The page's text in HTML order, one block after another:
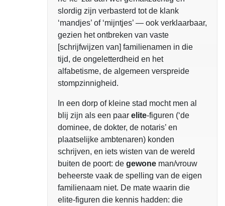
slordig zijn verbasterd tot de klank
‘mandjes’ of ‘mijntjes’ — ook verklaarbaar,
gezien het ontbreken van vaste
[schrijfwijzen van] familienamen in die
tijd, de ongeletterdheid en het
alfabetisme, de algemeen verspreide
stompzinnigheid.
In een dorp of kleine stad mocht men al
blij zijn als een paar elite-figuren (‘de
dominee, de dokter, de notaris’ en
plaatselijke ambtenaren) konden
schrijven, en iets wisten van de wereld
buiten de poort: de gewone man/vrouw
beheerste vaak de spelling van de eigen
familienaam niet. De mate waarin die
elite-figuren die kennis hadden: die